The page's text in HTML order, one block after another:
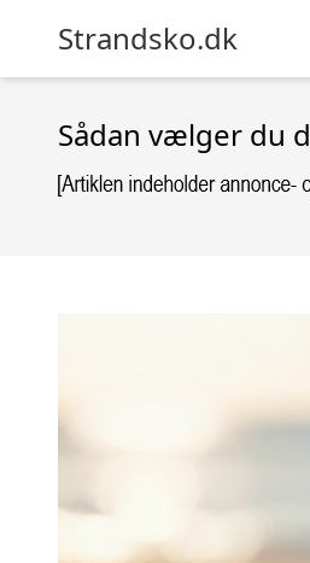
Strandsko.dk
Sådan vælger du